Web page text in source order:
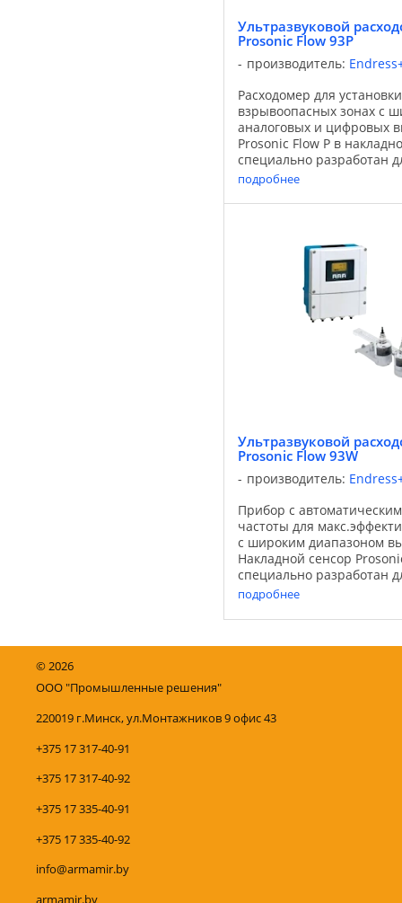
Ультразвуковой
Prosonic Flow 93P
производитель:
Расходомер для
взрывоопасных зонах с
аналоговых и цифровых
Prosonic Flow P в
специально разработан
общепромышленных
сочетании с
93 с ...
подробнее
Ультразвуковой
Prosonic Flow 93W
производитель:
Прибор с
частоты для
с широким диапазоном
Накладной сенсор
специально разработан
расхода питьевой воды и
сочетании с ...
подробнее
©2026
ООО "Промышленные решения"
220019 г.Минск, ул.Монтажников 9 офис 43
+375 17 317-40-91
+375 17 317-40-92
+375 17 335-40-91
+375 17 335-40-92
info@armamir.by
armamir.by